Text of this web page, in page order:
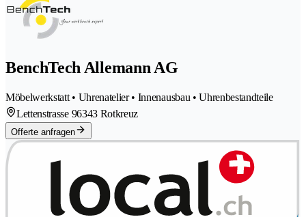
BenchTech Allemann AG
Möbelwerkstatt • Uhrenatelier • Innenausbau • Uhrenbestandteile
Lettenstrasse 96343 Rotkreuz
Offerte anfragen